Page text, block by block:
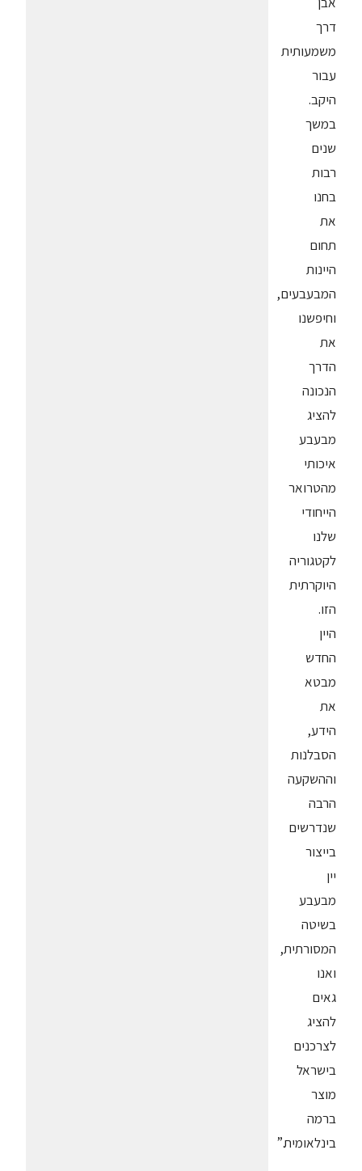
דרך
משמעותית
עבור
היקב.
במשך
שנים
רבות
בחנו
את
תחום
היינות
המבעבעים,
וחיפשנו
את
הדרך
הנכונה
להציג
מבעבע
איכותי
מהטרואר
הייחודי
שלנו
לקטגוריה
היוקרתית
הזו.
היין
החדש
מבטא
את
הידע,
הסבלנות
וההשקעה
הרבה
שנדרשים
בייצור
יין
מבעבע
בשיטה
המסורתית,
ואנו
גאים
להציג
לצרכנים
בישראל
מוצר
ברמה
בינלאומית.”